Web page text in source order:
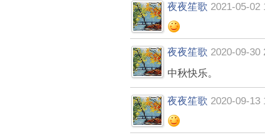
夜夜笙歌 2021-05-02
夜夜笙歌 2020-09-30
中秋快乐。
夜夜笙歌 2020-09-13